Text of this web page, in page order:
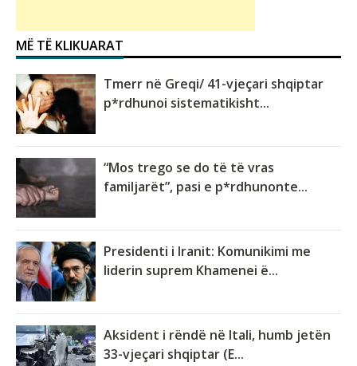
MË TË KLIKUARAT
Tmerr në Greqi/ 41-vjeçari shqiptar
p*rdhunoi sistematikisht...
“Mos trego se do të të vras
familjarët”, pasi e p*rdhunonte...
Presidenti i Iranit: Komunikimi me
liderin suprem Khamenei ë...
Aksident i rëndë në Itali, humb jetën
33-vjeçari shqiptar (E...